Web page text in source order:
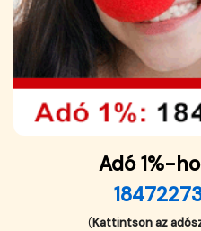
Adó 1%-
(Kattintson az